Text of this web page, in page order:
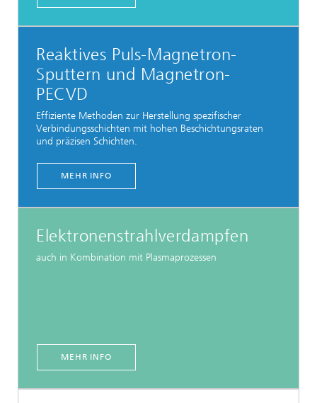
Reaktives Puls-Magnetron-
Sputtern und Magnetron-
PECVD
Effiziente Methoden zur Herstellung spezifischer
Verbindungsschichten mit hohen Beschichtungsraten
und präzisen Schichten.
MEHR INFO
Elektronenstrahlverdampfen
auch in Kombination mit Plasmaprozessen
MEHR INFO